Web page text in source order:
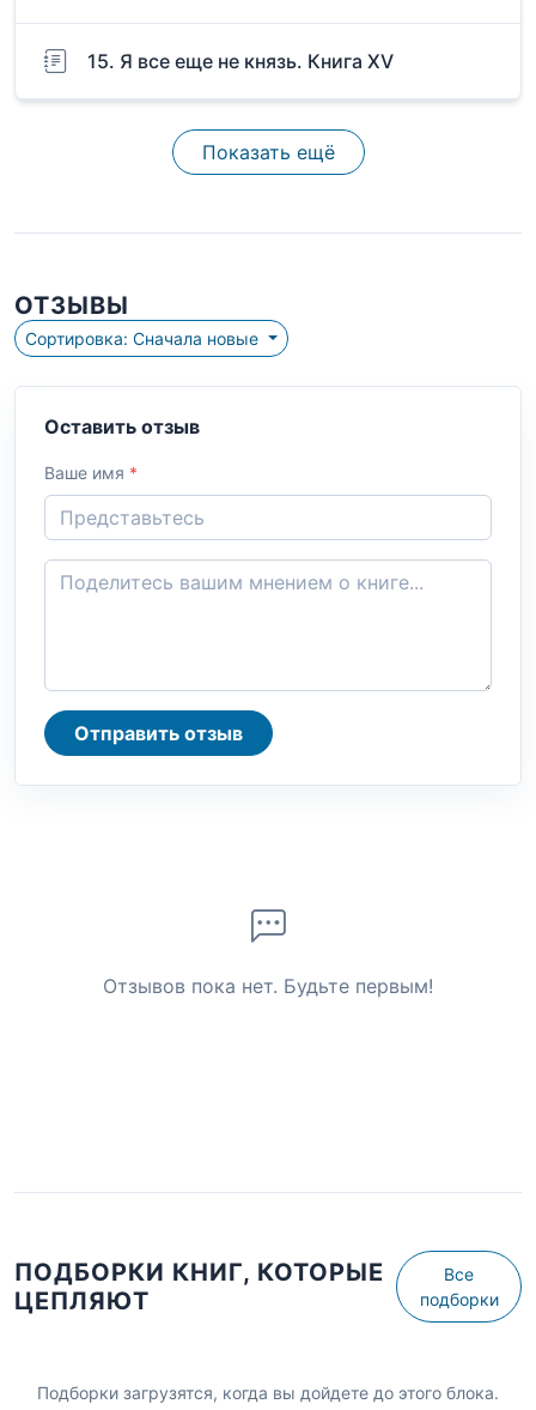
15. Я все еще не князь. Книга XV
Показать ещё
ОТЗЫВЫ
Сортировка: Сначала новые
Оставить отзыв
Ваше имя *
Отправить отзыв
Отзывов пока нет. Будьте первым!
ПОДБОРКИ КНИГ, КОТОРЫЕ
ЦЕПЛЯЮТ
Все
подборки
Подборки загрузятся, когда вы дойдете до этого блока.